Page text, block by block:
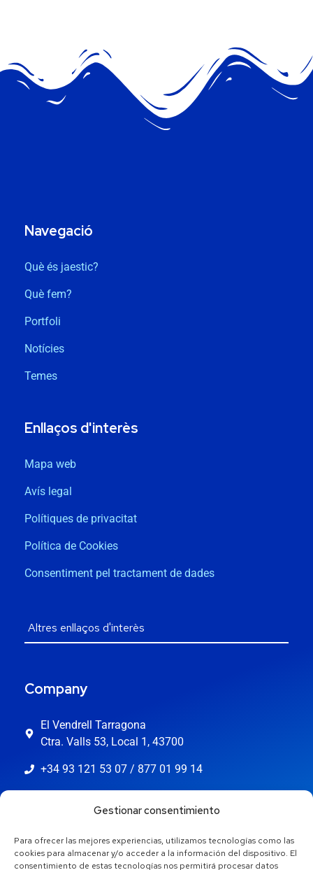
Gestionar consentimiento
Para ofrecer las mejores experiencias, utilizamos tecnologías como las
cookies para almacenar y/o acceder a la información del dispositivo. El
consentimiento de estas tecnologías nos permitirá procesar datos
Navegació
Què és jaestic?
Què fem?
Portfoli
Notícies
Temes
Enllaços d'interès
Mapa web
Avís legal
Polítiques de privacitat
Política de Cookies
Consentiment pel tractament de dades
Company
El Vendrell Tarragona
Ctra. Valls 53, Local 1, 43700
+34 93 121 53 07 / 877 01 99 14